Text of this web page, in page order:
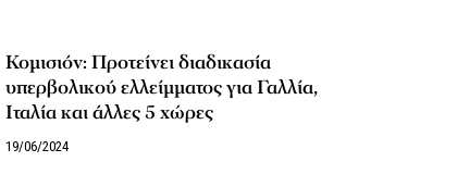
Κομισιόν: Προτείνει διαδικασία
υπερβολικού ελλείμματος για Γαλλία,
Ιταλία και άλλες 5 χώρες
19/06/2024